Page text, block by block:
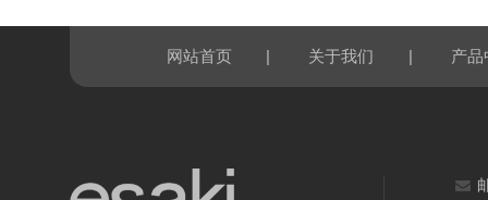
网站首页 | 关于我们 | 产品